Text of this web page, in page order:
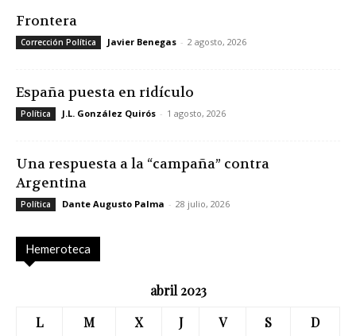
Frontera
Corrección Política Javier Benegas - 2 agosto, 2026
España puesta en ridículo
Política J.L. González Quirós - 1 agosto, 2026
Una respuesta a la “campaña” contra
Argentina
Política Dante Augusto Palma - 28 julio, 2026
Hemeroteca
abril 2023
L
M X J V S
D